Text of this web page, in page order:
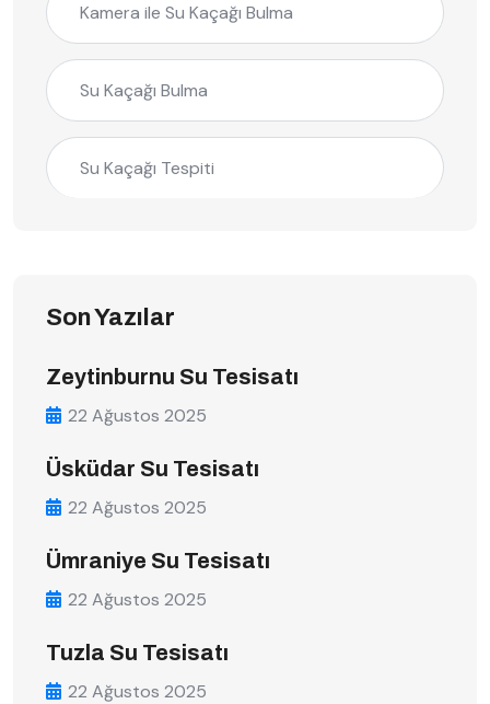
Kamera ile Su Kaçağı Bulma
Su Kaçağı Bulma
Su Kaçağı Tespiti
Son Yazılar
Zeytinburnu Su Tesisatı
22 Ağustos 2025
Üsküdar Su Tesisatı
22 Ağustos 2025
Ümraniye Su Tesisatı
22 Ağustos 2025
Tuzla Su Tesisatı
22 Ağustos 2025